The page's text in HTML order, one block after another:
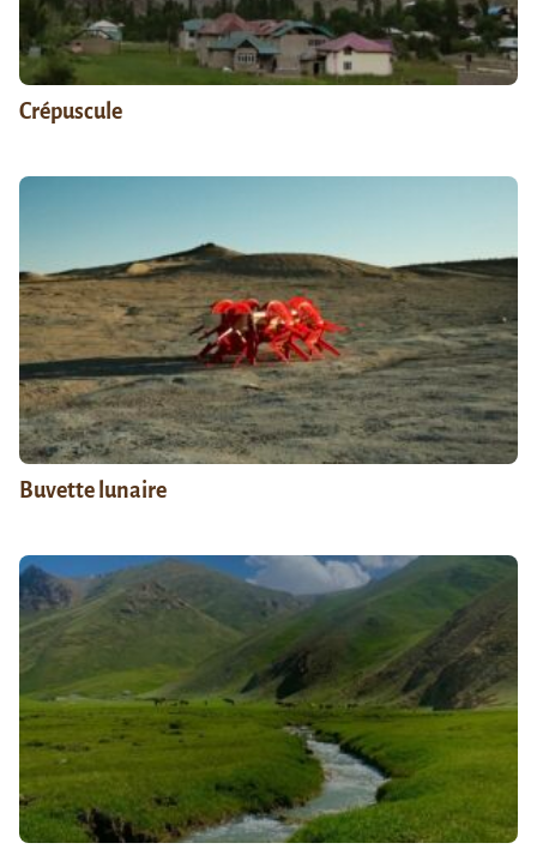
Crépuscule
Buvette lunaire